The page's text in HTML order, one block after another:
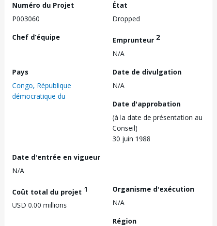
Numéro du Projet
P003060
État
Dropped
Chef d’équipe
Emprunteur 2
N/A
Pays
Congo, République
démocratique du
Date de divulgation
N/A
Date d'approbation
(à la date de présentation au
Conseil)
30 juin 1988
Date d'entrée en vigueur
N/A
Coût total du projet 1
USD 0.00 millions
Organisme d'exécution
N/A
Région